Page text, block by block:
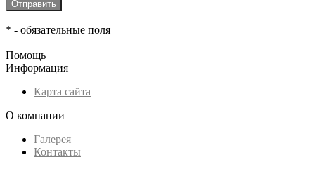
* - обязательные поля
Помощь
Информация
Карта сайта
О компании
Галерея
Контакты